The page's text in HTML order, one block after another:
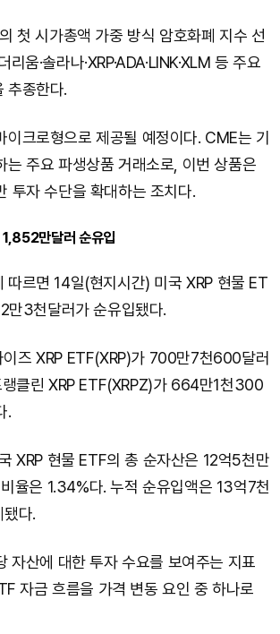
첫 시가총액 가중 방식 암호화폐 지수 선
움·솔라나·XRP·ADA·LINK·XLM 등 주요
추종한다.
이크로형으로 제공될 예정이다. CME는 기
는 주요 파생상품 거래소로, 이번 상품은
투자 수단을 확대하는 조치다.
만달러 순유입
따르면 14일(현지시간) 미국 XRP 현물 ET
만3천달러가 순유입됐다.
이즈 XRP ETF(XRP)가 700만7천600달러
클린 XRP ETF(XRPZ)가 664만1천300
.
XRP 현물 ETF의 총 순자산은 12억5천만
율은 1.34%다. 누적 순유입액은 13억7천
다.
자산에 대한 투자 수요를 보여주는 지표
자금 흐름을 가격 변동 요인 중 하나로